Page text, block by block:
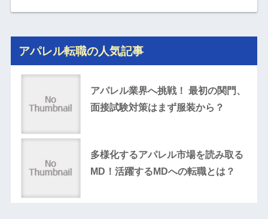
アパレル転職の人気記事
アパレル業界へ挑戦！ 最初の関門、
面接試験対策はまず服装から？
多様化するアパレル市場を読み取る
MD！活躍するMDへの転職とは？